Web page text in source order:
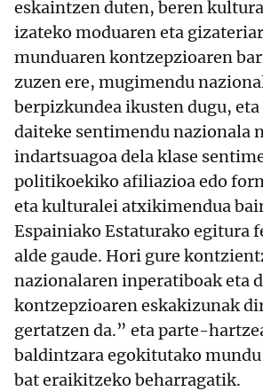
eskaintzen duten, beren
izateko moduaren eta
munduaren kontzepzioaren
zuzen ere, mugimendu
berpizkundea ikusten dugu,
daiteke sentimendu nazionala
indartsuagoa dela klase
politikoekiko afiliazioa edo
eta kulturalei atxikimendua
Espainiako Estaturako egitura
alde gaude. Hori gure
nazionalaren inperatiboak eta
kontzepzioaren eskakizunak
gertatzen da.” eta parte-
baldintzara egokitutako
bat eraikitzeko beharragatik.